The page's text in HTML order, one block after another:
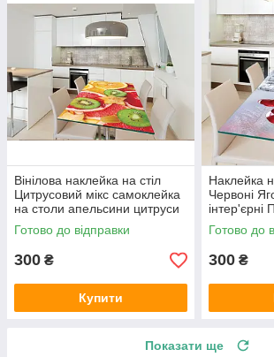
Вінілова наклейка на стіл
Цитрусовий мікс самоклейка
на столи апельсини цитруси
абстракція 600х1200 мм
Готово до відправки
300 ₴
Купити
Наклейка
Червоні
Готово до
300 ₴
Показати ще